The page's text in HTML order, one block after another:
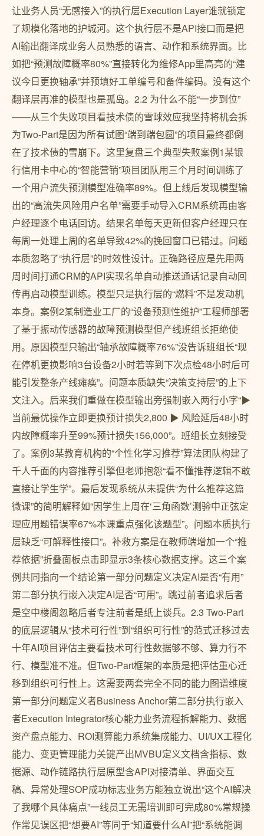
让业务人员“无感接入”的执行层Execution Layer谁就锁定
了规模化落地的护城河。这个执行层不是API接口而是把
AI输出翻译成业务人员熟悉的语言、动作和系统界面。比
如把“预测故障概率80%”直接转化为维修App里高亮的“建
议今日更换轴承”并预填好工单编号和备件编码。没有这个
翻译层再准的模型也是孤岛。2.2 为什么不能“一步到位”
——从三个失败项目看技术债的雪球效应我坚持将机会拆
为Two-Part是因为所有试图“端到端包圆”的项目最终都倒
在了技术债的雪崩下。这里复盘三个典型失败案例1某银
行信用卡中心的“智能营销”项目团队用三个月时间训练了
一个用户流失预测模型准确率89%。但上线后发现模型输
出的“高流失风险用户名单”需要手动导入CRM系统再由客
户经理逐个电话回访。结果名单每天更新但客户经理只在
每周一处理上周的名单导致42%的挽回窗口已错过。问题
本质忽略了“执行层”的时效性设计。正确路径应是先用两
周时间打通CRM的API实现名单自动推送通话记录自动回
传再启动模型训练。模型只是执行层的“燃料”不是发动机
本身。案例2某制造业工厂的“设备预测性维护”工程师部署
了基于振动传感器的故障预测模型但产线班组长拒绝使
用。原因模型只输出“轴承故障概率76%”没告诉班组长“现
在停机更换影响3台设备2小时若等到下次点检48小时后可
能引发整条产线瘫痪”。问题本质缺失“决策支持层”的上下
文注入。后来我们重做在模型输出旁强制嵌入两行小字“▶
当前最优操作立即更换预计损失2,800 ▶ 风险延后48小时
内故障概率升至99%预计损失156,000”。班组长立刻接受
了。案例3某教育机构的“个性化学习推荐”算法团队构建了
千人千面的内容推荐引擎但老师抱怨“看不懂推荐逻辑不敢
直接让学生学”。最后发现系统从未提供“为什么推荐这篇
微课”的简明解释如“因学生上周在‘三角函数’测验中正弦定
理应用题错误率67%本课重点强化该题型”。问题本质执行
层缺乏“可解释性接口”。补救方案是在教师端增加一个“推
荐依据”折叠面板点击即显示3条核心数据支撑。这三个案
例共同指向一个结论第一部分问题定义决定AI是否“有用”
第二部分执行嵌入决定AI是否“可用”。跳过前者追求后者
是空中楼阁忽略后者专注前者是纸上谈兵。2.3 Two-Part
的底层逻辑从“技术可行性”到“组织可行性”的范式迁移过去
十年AI项目评估主要看技术可行性数据够不够、算力行不
行、模型准不准。但Two-Part框架的本质是把评估重心迁
移到组织可行性上。这需要两套完全不同的能力图谱维度
第一部分问题定义者Business Anchor第二部分执行嵌入
者Execution Integrator核心能力业务流程拆解能力、数据
资产盘点能力、ROI测算能力系统集成能力、UI/UX工程化
能力、变更管理能力关键产出MVBU定义文档含指标、数
据源、动作链路执行层原型含API对接清单、界面交互
稿、异常处理SOP成功标志业务方能独立说出“这个AI解决
了我哪个具体痛点”一线员工无需培训即可完成80%常规操
作常见误区把“想要AI”等同于“知道要什么AI”把“系统能调